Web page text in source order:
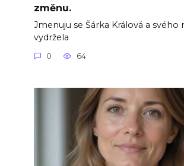
změnu.
Jmenuju se Šárka Králová a svého
vydržela
0 64